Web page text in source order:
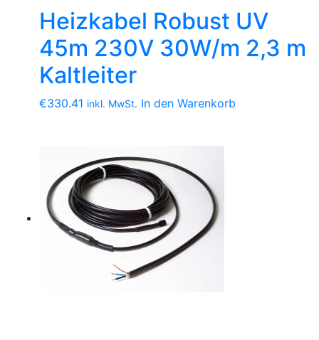
Heizkabel Robust UV
45m 230V 30W/m 2,3 m
Kaltleiter
€330.41 inkl. MwSt. In den Warenkorb